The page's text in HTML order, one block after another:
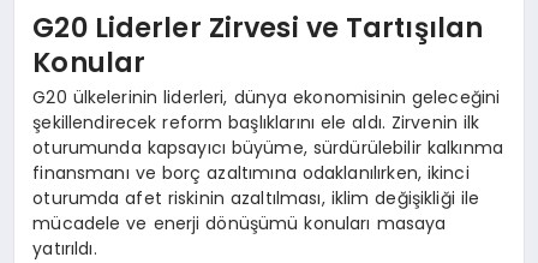
G20 Liderler Zirvesi ve Tartışılan
Konular
G20 ülkelerinin liderleri, dünya ekonomisinin geleceğini
şekillendirecek reform başlıklarını ele aldı. Zirvenin ilk
oturumunda kapsayıcı büyüme, sürdürülebilir kalkınma
finansmanı ve borç azaltımına odaklanılırken, ikinci
oturumda afet riskinin azaltılması, iklim değişikliği ile
mücadele ve enerji dönüşümü konuları masaya
yatırıldı.